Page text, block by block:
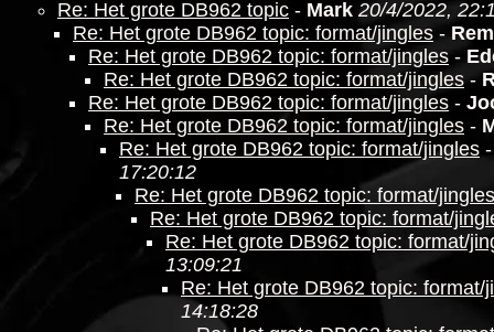
Re: Het grote DB962 topic - Mark 20/4/2022,
Re: Het grote DB962 topic: format/jingles -
Re: Het grote DB962 topic: format/jingles -
Re: Het grote DB962 topic: format/jingles-
Re: Het grote DB962 topic: format/jingles -
Re: Het grote DB962 topic: format/jingles -
Re: Het grote DB962 topic: format/jingles
17:20:12
Re: Het grote DB962 topic: format/jingles
Re: Het grote DB962 topic: format/
Re: Het grote DB962 topic: format/
13:09:21
Re: Het grote DB962 topic: format/
14:18:28